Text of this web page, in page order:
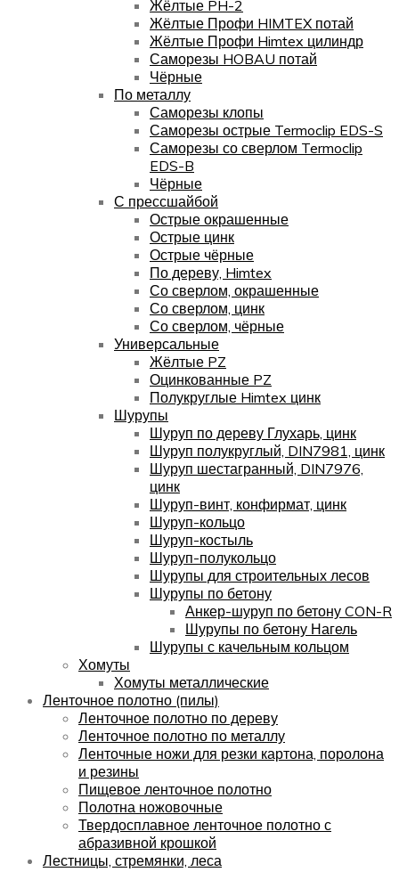
Жёлтые PH-2
Жёлтые Профи HIMTEX потай
Жёлтые Профи Himtex цилиндр
Саморезы HOBAU потай
Чёрные
По металлу
Саморезы клопы
Саморезы острые Termoclip EDS-S
Саморезы со сверлом Termoclip
EDS-B
Чёрные
С прессшайбой
Острые окрашенные
Острые цинк
Острые чёрные
По дереву, Himtex
Со сверлом, окрашенные
Со сверлом, цинк
Со сверлом, чёрные
Универсальные
Жёлтые PZ
Оцинкованные PZ
Полукруглые Himtex цинк
Шурупы
Шуруп по дереву Глухарь, цинк
Шуруп полукруглый, DIN7981, цинк
Шуруп шестагранный, DIN7976,
цинк
Шуруп-винт, конфирмат, цинк
Шуруп-кольцо
Шуруп-костыль
Шуруп-полукольцо
Шурупы для строительных лесов
Шурупы по бетону
Анкер-шуруп по бетону CON-R
Шурупы по бетону Нагель
Шурупы с качельным кольцом
Хомуты
Хомуты металлические
Ленточное полотно (пилы)
Ленточное полотно по дереву
Ленточное полотно по металлу
Ленточные ножи для резки картона, поролона
и резины
Пищевое ленточное полотно
Полотна ножовочные
Твердосплавное ленточное полотно с
абразивной крошкой
Лестницы, стремянки, леса